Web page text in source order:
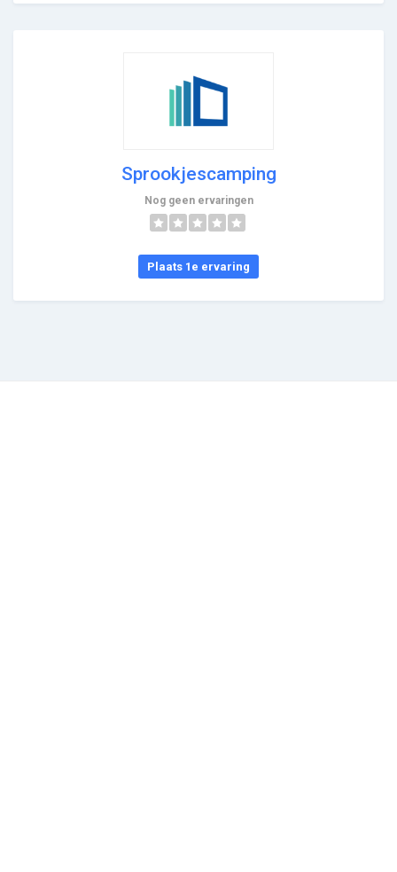
Sprookjescamping
Nog geen ervaringen
Plaats 1e ervaring